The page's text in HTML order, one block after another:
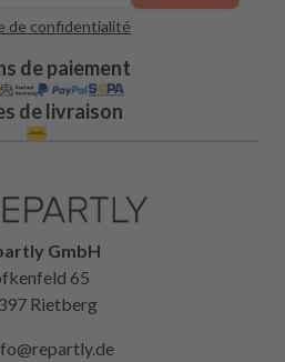
de confidentialité
de paiement
de livraison
GmbH
65
Rietberg